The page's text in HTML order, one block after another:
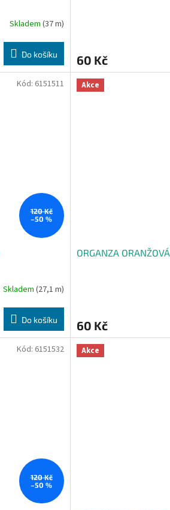
Skladem (37 m)
Do košíku 60 Kč
120 Kč
–50 %
Skladem (27,1 m)
Do košíku
Kód: 6151511 Akce
ORGANZA
60 Kč
120 Kč
–50 %
Kód: 6151532 Akce